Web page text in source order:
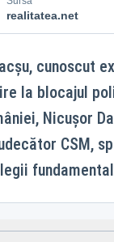
realitatea.net
cunoscut
la blocajul
Nicușor
CSM,